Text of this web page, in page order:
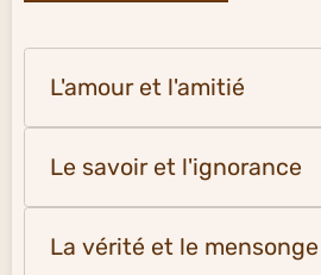
L'amour et l'amitié
Le savoir et l'ignorance
La vérité et le mensonge